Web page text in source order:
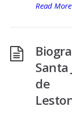
Read More
Santa
de